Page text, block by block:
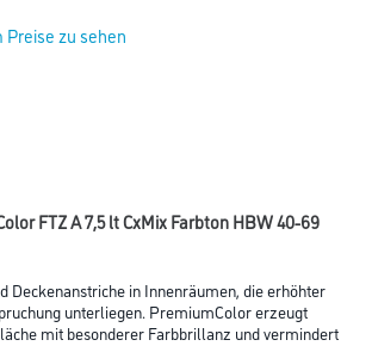
zu sehen
FTZ A 7,5 lt CxMix Farbton HBW 40-69
Deckenanstriche in Innenräumen, die erhöhter
unterliegen. PremiumColor erzeugt
mit besonderer Farbbrillanz und vermindert